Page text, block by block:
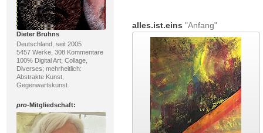
Dieter Bruhns
Deutschland, seit 2005
5457 Werke, 308 Kommentare
100% Digital Art; Collage,
Diverses; mehrheitlich:
Abstrakte Kunst,
Gegenwartskunst
pro-Mitgliedschaft:
alles.ist.eins "Anfang"